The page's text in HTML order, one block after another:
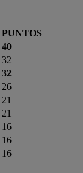
PUNTOS
40
32
32
26
21
21
16
16
16